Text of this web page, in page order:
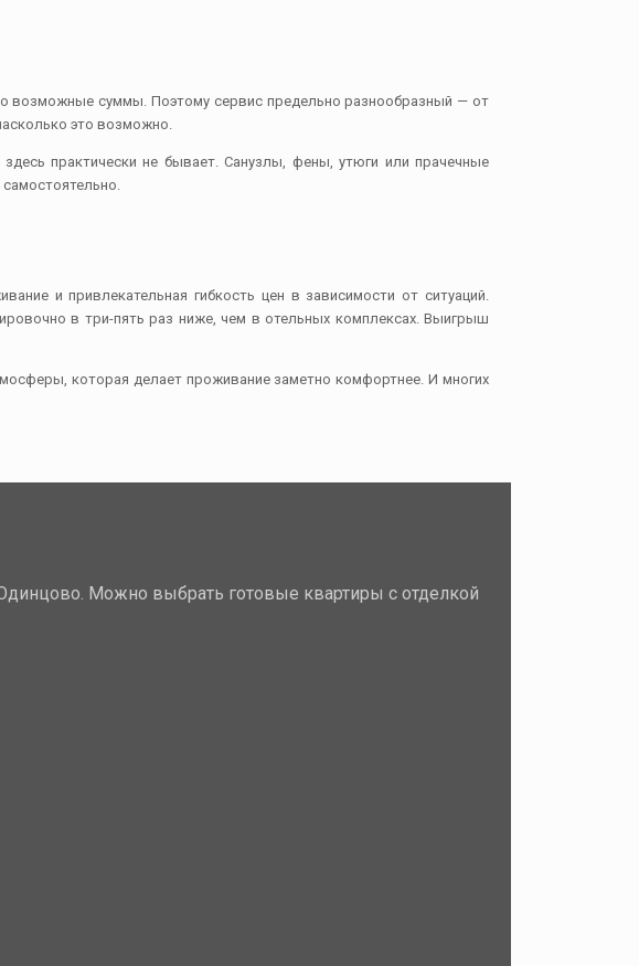
возможные суммы. Поэтому сервис предельно разнообразный — от
это возможно.
практически не бывает. Санузлы, фены, утюги или прачечные
и привлекательная гибкость цен в зависимости от ситуаций.
в три-пять раз ниже, чем в отельных комплексах. Выигрыш
которая делает проживание заметно комфортнее. И многих
Можно выбрать готовые квартиры с отделкой